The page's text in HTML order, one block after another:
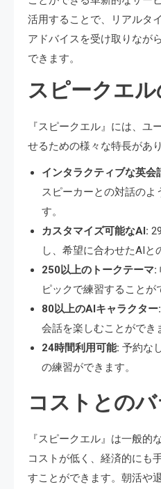
活用することで、リアルタ
アドバイスを受け取りなが
できます。
スピークエ
『スピークエル』には、ユ
せるための様々な特長があり
インタラクティブな英会
スピーカーとの対話のよ
す。
カスタマイズ可能なAI:
し、希望に合わせたAIと
250以上のトークテーマ:
ピックで練習することが
80以上のAIキャラクター:
会話を楽しむことができ
24時間利用可能: 予約な
の練習ができます。
コストとの
『スピークエル』は一般的
コストが低く、経済的にも
すことができます。朝活や